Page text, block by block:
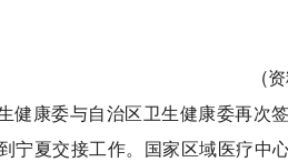
(
健康委与自治区卫生健康委再次
宁夏交接工作。国家区域医疗